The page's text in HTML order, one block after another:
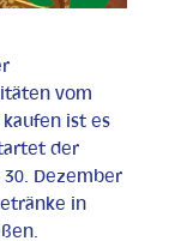
vom
kaufen ist es
der
Dezember
in